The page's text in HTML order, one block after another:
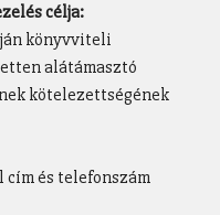
célja:
könyvviteli
alátámasztó
kötelezettségének
cím és telefonszám